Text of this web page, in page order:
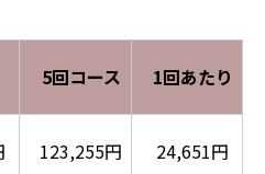
5回コース 1回あたり
123,255円 24,651円